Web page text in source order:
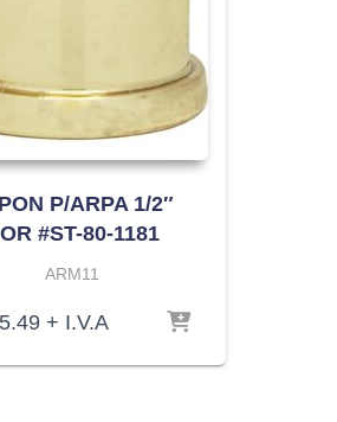
P/ARPA 1/2″
#ST-80-1181
ARM11
+ I.V.A